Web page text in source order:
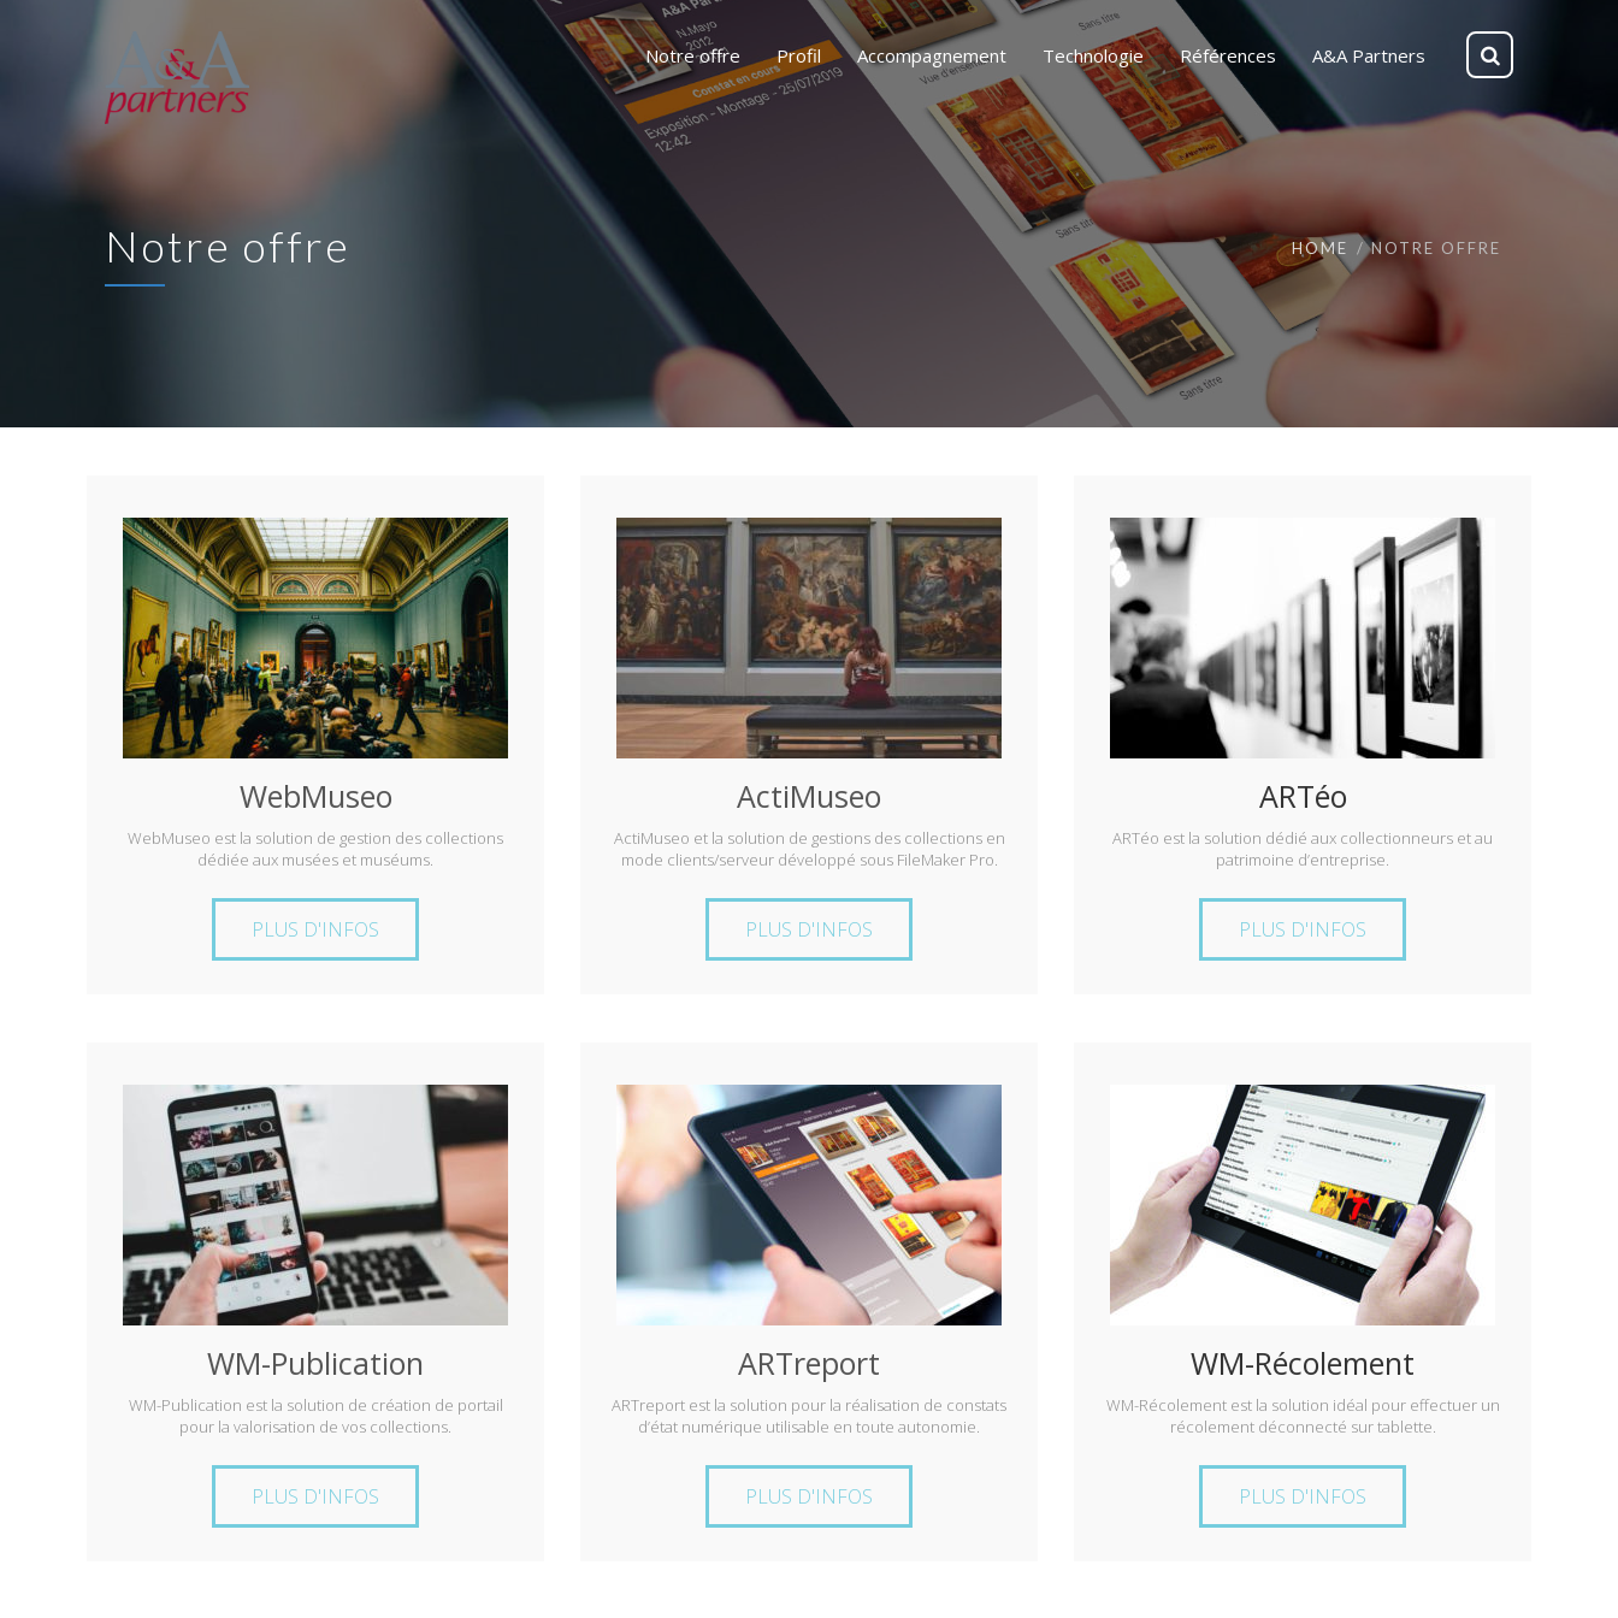
Notre offre Profil Accompagnement Technologie Références A&A Partners
Notre offre HOME NOTRE OFFRE
WebMuseo
WebMuseo est la solution de gestion des collections
dédiée aux musées et muséums.
PLUS D'INFOS
ActiMuseo
ActiMuseo et la solution de gestions des collections en
mode clients/serveur développé sous FileMaker Pro.
PLUS D'INFOS
ARTéo
ARTéo est la solution dédié aux collectionneurs et au
patrimoine d’entreprise.
PLUS D'INFOS
WM-Publication
WM-Publication est la solution de création de portail
pour la valorisation de vos collections.
PLUS D'INFOS
ARTreport
ARTreport est la solution pour la réalisation de constats
d’état numérique utilisable en toute autonomie.
PLUS D'INFOS
WM-Récolement
WM-Récolement est la solution idéal pour effectuer un
récolement déconnecté sur tablette.
PLUS D'INFOS